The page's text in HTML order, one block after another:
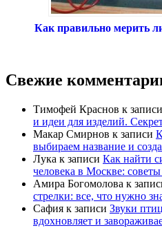
Как правильно мерить
Свежие
Тимофей Краснов к записи
и идеи для изделий.
Макар Смирнов к записи
выбираем название и
Лука к записи Как найти
человека в Москве:
Амира Богомолова к
стрелки: все, что нужно
Сафия к записи Звуки
вдохновляет и